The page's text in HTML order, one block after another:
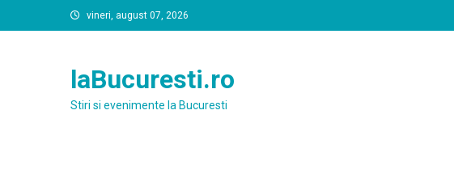
to
vineri, august 07, 2026
laBucuresti.ro
Stiri si evenimente la Bucuresti